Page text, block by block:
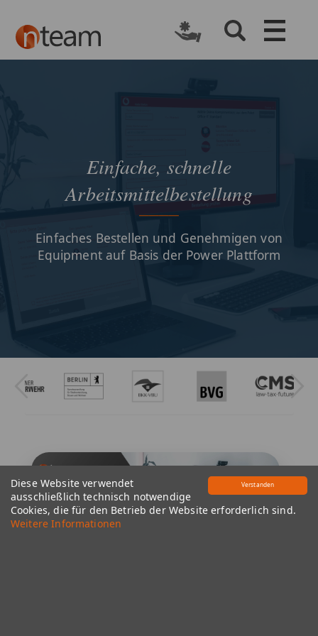
Verstanden
Diese Website verwendet
ausschließlich technisch notwendige
Cookies, die für den Betrieb der Website erforderlich sind.
Weitere Informationen
Einfache, schnelle
Arbeitsmittelbestellung
Einfaches Bestellen und Genehmigen von
Equipment auf Basis der Power Plattform